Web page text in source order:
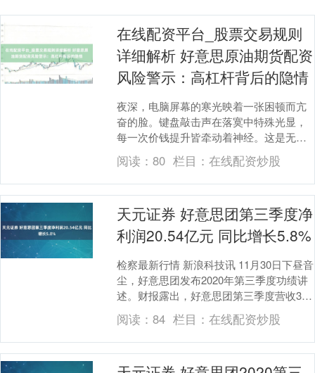
在线配资平台_股票交易规则
详细解析 好意思原油期货配资
风险警示：高杠杆背后的隐情
夜深，电脑屏幕的寒光映着一张困顿而亢
奋的脸。键盘敲击声在落寞中特殊光显，
每一次价钱提升皆牵动着神经。这是无数
好意思原油期货配资参与者的平方缩影，
他们被高杠杆许愿....
阅读：80 栏目： 在线配资炒股
天元证券 好意思团第三季度净
利润20.54亿元 同比增长5.8%
检察最新行情 新浪科技讯 11月30日下昼音
尘，好意思团发布2020年第三季度功绩讲
述。财报露出，好意思团第三季度营收354
亿元，同比增长28.8%。经换取净利....
阅读：84 栏目： 在线配资炒股